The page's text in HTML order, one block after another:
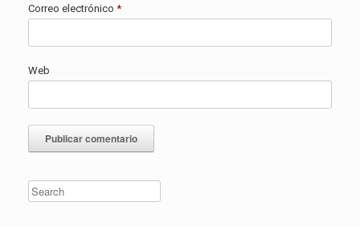
Correo electrónico *
Web